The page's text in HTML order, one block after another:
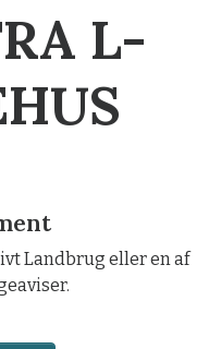
L-
Landbrug eller en af